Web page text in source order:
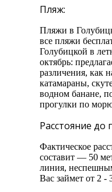
Пляж:
Пляжи в
все пляжи
Голубицкой в
октябрь:
различения, как
катамараны,
водном банане,
прогулки по
Расстояние до
Фактическое
составит — 50
линия,
Вас займет от 2 -